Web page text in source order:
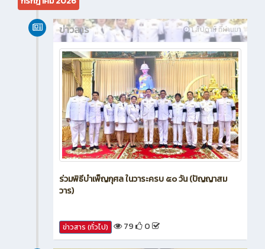
กรกฎาคม 2026
ข่าวสาร
ร่วมพิธีบำเพ็ญกุศล ในวาระครบ ๕๐ วัน (ปัญญาสม
ข่าวสาร (ทั่วไป) 79 0